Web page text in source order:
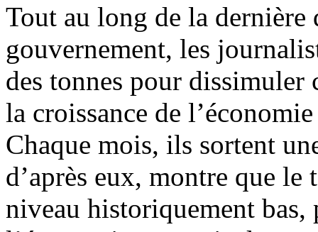
Tout au long de la dernière
gouvernement, les
des tonnes pour dissimuler
la croissance de
Chaque mois, ils sortent
d’après eux, montre que le
niveau historiquement bas,